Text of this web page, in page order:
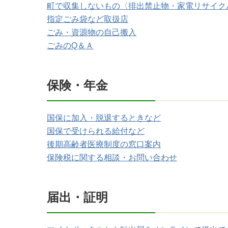
町で収集しないもの〈排出禁止物・家電リサイク
指定ごみ袋など取扱店
ごみ・資源物の自己搬入
ごみのQ＆Ａ
保険・年金
国保に加入・脱退するときなど
国保で受けられる給付など
後期高齢者医療制度の窓口案内
保険税に関する相談・お問い合わせ
届出・証明